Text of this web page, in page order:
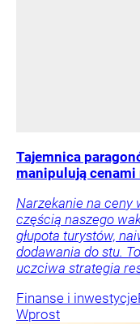
Tajemnica
manipulują cenami
Narzekanie na ceny
częścią naszego
głupota turystów,
dodawania do stu.
uczciwa strategia
Finanse i inwestycje
Wprost